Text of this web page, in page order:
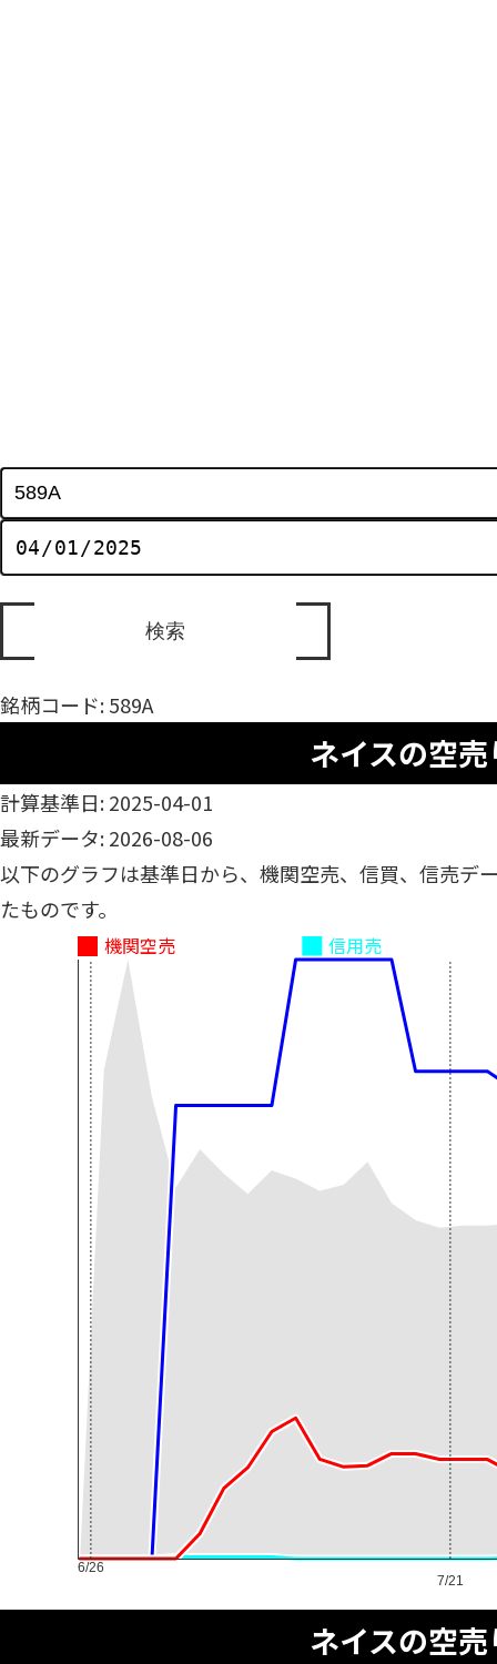
銘柄コード: 589A
ネイスの空売
計算基準日: 2025-04-01
最新データ: 2026-08-06
以下のグラフは基準日から、機関空売、信買、信売デ
たものです。
機関空売 信用売
6/26
7/21
ネイスの空売